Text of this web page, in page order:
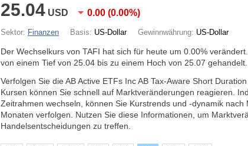
25.04 USD 0.00 (0.00%)
Sektor: Finanzen Basis: US-Dollar Gewinnwährung: US-Dollar
Der Wechselkurs von TAFI hat sich für heute um 0.00%
von einem Tief von 25.04 bis zu einem Hoch von 25.07 gehandelt.
Verfolgen Sie die AB Active ETFs Inc AB Tax-Aware Short
Kursen können Sie schnell auf Marktveränderungen reagieren.
Zeitrahmen wechseln, können Sie Kurstrends und -dynamik nach
Monaten verfolgen. Nutzen Sie diese Informationen, um
Handelsentscheidungen zu treffen.